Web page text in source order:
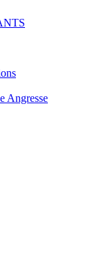
Angresse